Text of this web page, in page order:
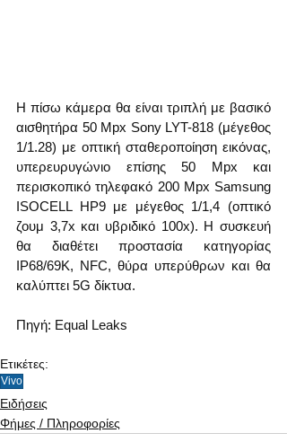
Η πίσω κάμερα θα είναι τριπλή με βασικό
αισθητήρα 50 Mpx Sony LYT-818 (μέγεθος
1/1.28) με οπτική σταθεροποίηση εικόνας,
υπερευρυγώνιο επίσης 50 Mpx και
περισκοπικό τηλεφακό 200 Mpx Samsung
ISOCELL HP9 με μέγεθος 1/1,4 (οπτικό
ζουμ 3,7x και υβριδικό 100x). Η συσκευή
θα διαθέτει προστασία κατηγορίας
IP68/69K, NFC, θύρα υπερύθρων και θα
καλύπτει 5G δίκτυα.
Πηγή: Equal Leaks
Ετικέτες:
Vivo
Ειδήσεις
Φήμες / Πληροφορίες